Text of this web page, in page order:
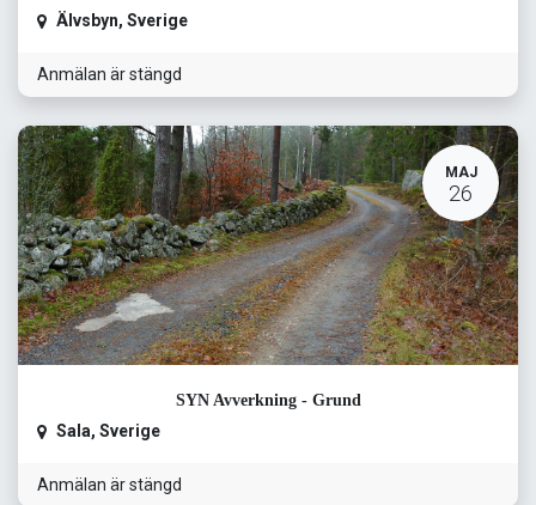
Älvsbyn, Sverige
Anmälan är stängd
MAJ
26
SYN Avverkning - Grund
Sala, Sverige
Anmälan är stängd